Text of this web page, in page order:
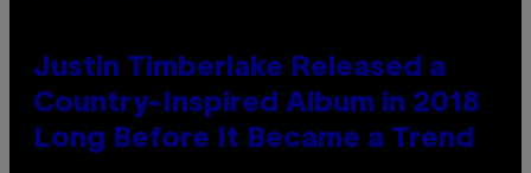
Justin Timberlake Released a
Country-Inspired Album in 2018
Long Before It Became a Trend